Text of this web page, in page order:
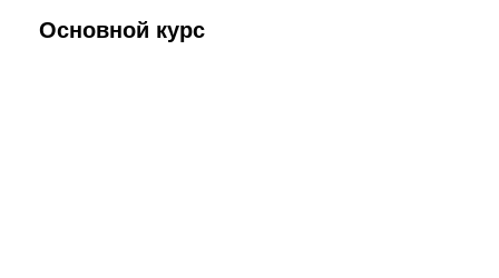
Основной курс